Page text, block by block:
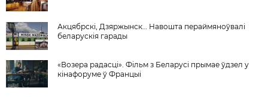
Акцябрскі, Дзяржынск… Навошта пераймяноўвалі
беларускія гарады
«Возера радасці». Фільм з Беларусі прымае ўдзел у
кінафоруме ў Францыі